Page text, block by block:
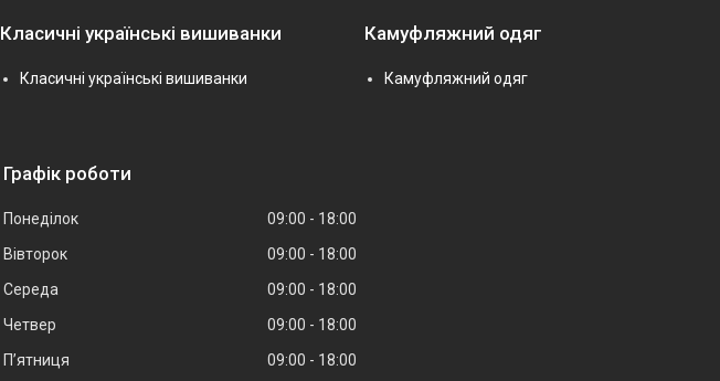
Класичні українські вишиванки
Класичні українські вишиванки
Камуфляжний одяг
Камуфляжний одяг
Графік роботи
Понеділок 09:00
18:00
Вівторок
09:00
18:00
Середа
09:00
18:00
Четвер
09:00
18:00
Пʼятниця
09:00 18:00